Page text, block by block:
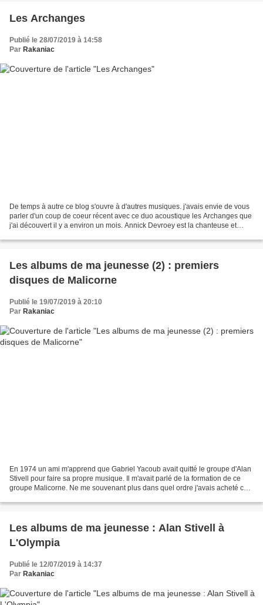
Les Archanges
Publié le 28/07/2019 à 14:58
Par Rakaniac
De temps à autre ce blog s'ouvre à d'autres musiques. j'avais envie de vous
parler d'un coup de coeur récent avec ce duo acoustique les Archanges que
j'ai découvert il y a environ un mois. Annick Devroey est la chanteuse et
Les albums de ma jeunesse (2) : premiers
disques de Malicorne
Publié le 19/07/2019 à 20:10
Par Rakaniac
En 1974 un ami m'apprend que Gabriel Yacoub avait quitté le groupe d'Alan
Stivell pour faire sa propre musique. Il m'avait parlé de la formation de ce
groupe Malicorne. Ne me souvenant plus dans quel ordre j'avais acheté ces
Les albums de ma jeunesse : Alan Stivell à
L'Olympia
Publié le 12/07/2019 à 14:37
Par Rakaniac